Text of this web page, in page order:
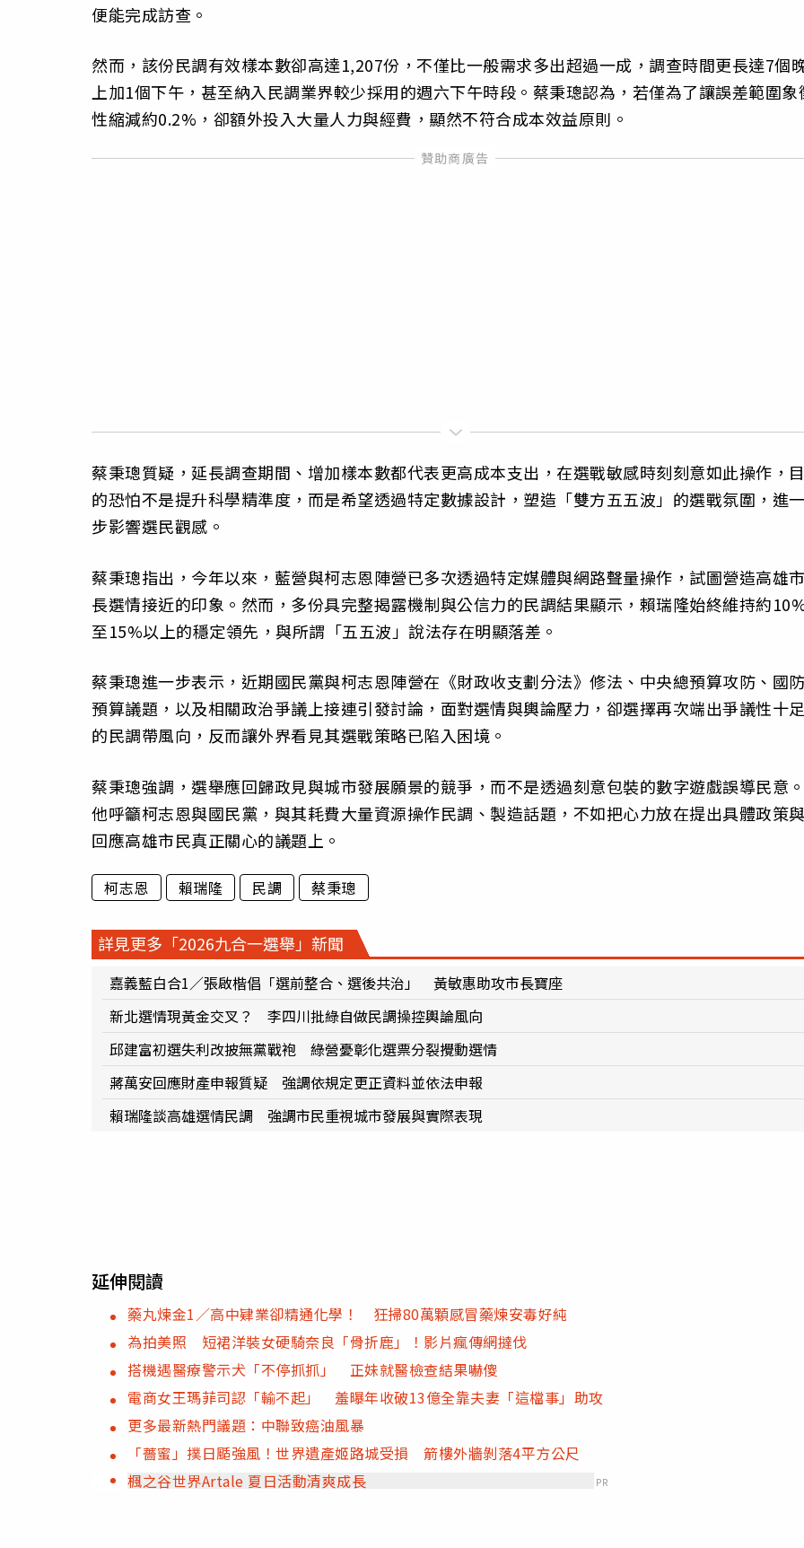
便能完成訪查。
然而，該份民調有效樣本數卻高達1,207份，不僅比一般需求多出超過一成，調查時間更長達7個
上加1個下午，甚至納入民調業界較少採用的週六下午時段。蔡秉璁認為，若僅為了讓誤差範圍象
性縮減約0.2%，卻額外投入大量人力與經費，顯然不符合成本效益原則。
蔡秉璁質疑，延長調查期間、增加樣本數都代表更高成本支出，在選戰敏感時刻刻意如此操作，
的恐怕不是提升科學精準度，而是希望透過特定數據設計，塑造「雙方五五波」的選戰氛圍，進
步影響選民觀感。
蔡秉璁指出，今年以來，藍營與柯志恩陣營已多次透過特定媒體與網路聲量操作，試圖營造高雄
長選情接近的印象。然而，多份具完整揭露機制與公信力的民調結果顯示，賴瑞隆始終維持約
至15%以上的穩定領先，與所謂「五五波」說法存在明顯落差。
蔡秉璁進一步表示，近期國民黨與柯志恩陣營在《財政收支劃分法》修法、中央總預算攻防、國
預算議題，以及相關政治爭議上接連引發討論，面對選情與輿論壓力，卻選擇再次端出爭議性十
的民調帶風向，反而讓外界看見其選戰策略已陷入困境。
蔡秉璁強調，選舉應回歸政見與城市發展願景的競爭，而不是透過刻意包裝的數字遊戲誤導民意
他呼籲柯志恩與國民黨，與其耗費大量資源操作民調、製造話題，不如把心力放在提出具體政策
回應高雄市民真正關心的議題上。
柯志恩 賴瑞隆 民調 蔡秉璁
詳見更多「2026九合一選舉」新聞
嘉義藍白合1／張啟楷倡「選前整合、選後共治」 黃敏惠助攻市長寶座
新北選情現黃金交叉？ 李四川批綠自做民調操控輿論風向
邱建富初選失利改披無黨戰袍 綠營憂彰化選票分裂攪動選情
蔣萬安回應財產申報質疑 強調依規定更正資料並依法申報
賴瑞隆談高雄選情民調 強調市民重視城市發展與實際表現
延伸閱讀
藥丸煉金1／高中肄業卻精通化學！ 狂掃80萬顆感冒藥煉安毒好純
為拍美照 短裙洋裝女硬騎奈良「骨折鹿」！影片瘋傳網撻伐
搭機遇醫療警示犬「不停抓抓」 正妹就醫檢查結果嚇傻
電商女王瑪菲司認「輸不起」 羞曝年收破13億全靠夫妻「這檔事」助攻
更多最新熱門議題：中聯致癌油風暴
「薔蜜」撲日颳強風！世界遺產姬路城受損 箭樓外牆剝落4平方公尺
楓之谷世界Artale 夏日活動清爽成長
PR